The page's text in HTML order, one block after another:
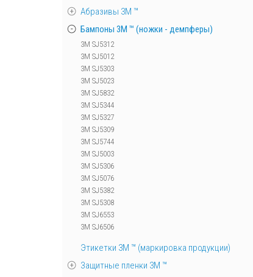
Абразивы 3М ™
Бампоны 3М ™ (ножки - демпферы)
3M SJ5312
3M SJ5012
3M SJ5303
3M SJ5023
3M SJ5832
3M SJ5344
3M SJ5327
3M SJ5309
3M SJ5744
3M SJ5003
3M SJ5306
3M SJ5076
3M SJ5382
3M SJ5308
3M SJ6553
3M SJ6506
Этикетки 3М ™ (маркировка продукции)
Защитные пленки 3М ™